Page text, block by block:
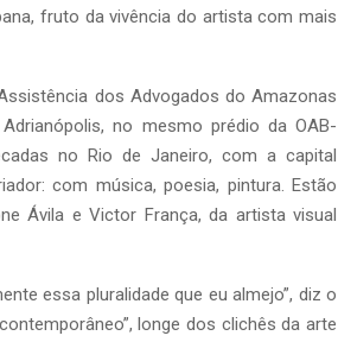
fruto da vivência do artista com mais
dos Advogados do Amazonas
no mesmo prédio da OAB-
no Rio de Janeiro, com a capital
com música, poesia, pintura. Estão
Ávila e Victor França, da artista visual
essa pluralidade que eu almejo”, diz o
longe dos clichês da arte